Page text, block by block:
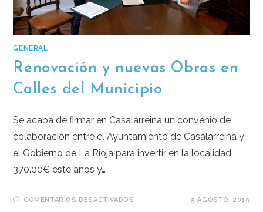
GENERAL
Renovación y nuevas Obras en
Calles del Municipio
Se acaba de firmar en Casalarreina un convenio de
colaboración entre el Ayuntamiento de Casalarreina y
el Gobierno de La Rioja para invertir en la localidad
370.00€ este años y…
COMENTARIOS DESACTIVADOS 5 AGOSTO, 2019